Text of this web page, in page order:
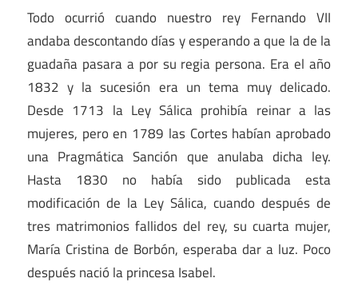
Todo ocurrió cuando nuestro rey Fernando VII
andaba descontando días y esperando a que la de la
guadaña pasara a por su regia persona. Era el año
1832 y la sucesión era un tema muy delicado.
Desde 1713 la Ley Sálica prohibía reinar a las
mujeres, pero en 1789 las Cortes habían aprobado
una Pragmática Sanción que anulaba dicha ley.
Hasta 1830 no había sido publicada esta
modificación de la Ley Sálica, cuando después de
tres matrimonios fallidos del rey, su cuarta mujer,
María Cristina de Borbón, esperaba dar a luz. Poco
después nació la princesa Isabel.